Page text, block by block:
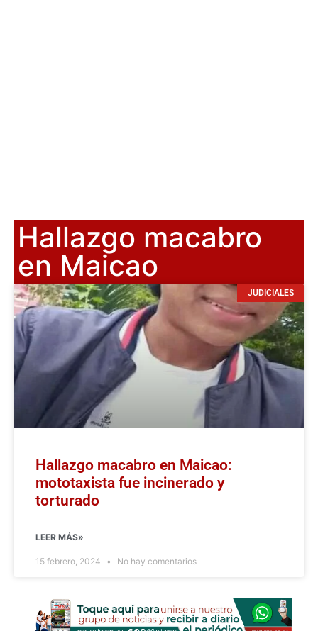
Hallazgo macabro
en Maicao
JUDICIALES
Hallazgo macabro en Maicao:
mototaxista fue incinerado y
torturado
LEER MÁS»
15 febrero, 2024 No hay comentarios